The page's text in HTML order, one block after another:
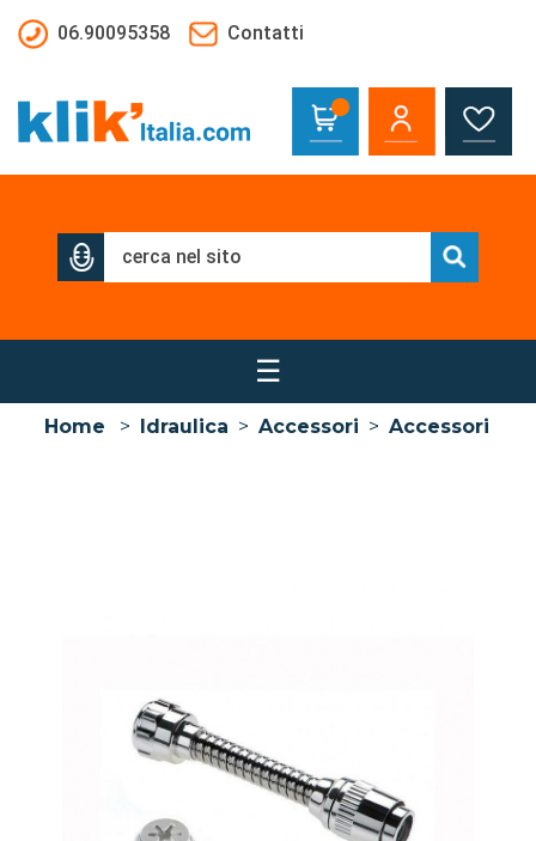
06.90095358
Contatti
☰
Home > Idraulica > Accessori > Accessori